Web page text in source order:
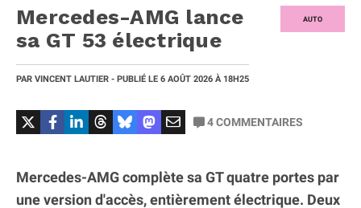
AUTO
Mercedes-AMG lance
sa GT 53 électrique
PAR VINCENT LAUTIER - PUBLIÉ LE 6 AOÛT 2026 À 18H25
4COMMENTAIRES
Mercedes-AMG complète sa GT quatre portes par
une version d'accès, entièrement électrique. Deux